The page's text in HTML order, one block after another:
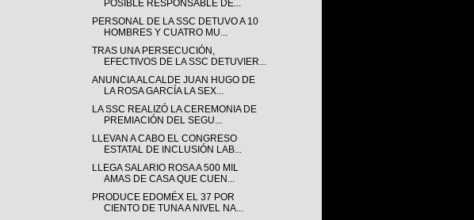
POSIBLE RESPONSABLE DE...
PERSONAL DE LA SSC DETUVO A 10
HOMBRES Y CUATRO MU...
TRAS UNA PERSECUCIÓN,
EFECTIVOS DE LA SSC DETUVIER...
ANUNCIA ALCALDE JUAN HUGO DE
LA ROSA GARCÍA LA SEX...
LA SSC REALIZÓ LA CEREMONIA DE
PREMIACIÓN DEL SEGU...
LLEVAN A CABO EL CONGRESO
ESTATAL DE INCLUSIÓN LAB...
LLEGA SALARIO ROSA A 500 MIL
AMAS DE CASA QUE CUEN...
PRODUCE EDOMÉX EL 37 POR
CIENTO DE TUNA A NIVEL NA...